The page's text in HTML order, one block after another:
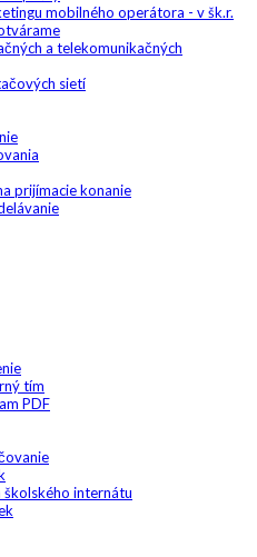
mobilného operátora - v šk.r.
a telekomunikačných
sietí
prijímacie konanie
tím
PDF
internátu